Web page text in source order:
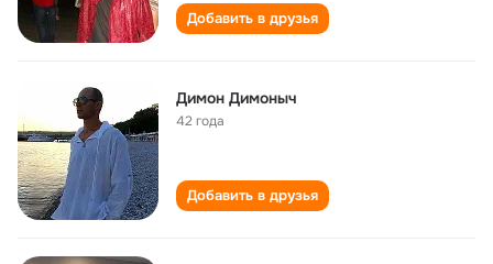
Добавить в друзья
Димон Димоныч
42 года
Добавить в друзья